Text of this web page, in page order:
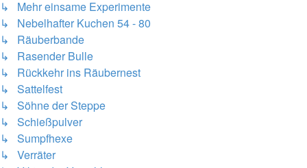
↳ Mehr einsame Experimente
↳ Nebelhafter Kuchen 54 - 80
↳ Räuberbande
↳ Rasender Bulle
↳ Rückkehr ins Räubernest
↳ Sattelfest
↳ Söhne der Steppe
↳ Schießpulver
↳ Sumpfhexe
↳ Verräter